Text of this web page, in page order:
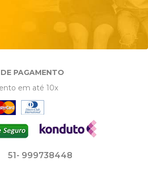
PAGAMENTO
em até 10x
51- 999738448